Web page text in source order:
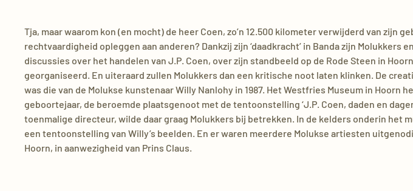
Tja, maar waarom kon (en mocht) de heer Coen, zo’n 12.500 kilometer verwijderd van zijn
rechtvaardigheid opleggen aan anderen? Dankzij zijn ‘daadkracht’ in Banda zijn Molukkers
discussies over het handelen van J.P. Coen, over zijn standbeeld op de Rode Steen in
georganiseerd. En uiteraard zullen Molukkers dan een kritische noot laten klinken. De
was die van de Molukse kunstenaar Willy Nanlohy in 1987. Het Westfries Museum in Hoorn
geboortejaar, de beroemde plaatsgenoot met de tentoonstelling ‘J.P. Coen, daden en
toenmalige directeur, wilde daar graag Molukkers bij betrekken. In de kelders onderin het
een tentoonstelling van Willy’s beelden. En er waren meerdere Molukse artiesten
Hoorn, in aanwezigheid van Prins Claus.